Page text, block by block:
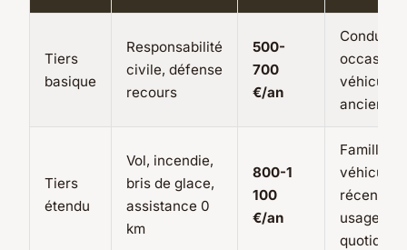
Tiers
basique
Responsabilité
civile, défense
recours
500-
700
€/an
véhicule
ancien
Tiers
étendu
Vol, incendie,
bris de glace,
assistance 0
km
800-1
100
€/an
Familles,
véhicules
récents,
usage
quotidien